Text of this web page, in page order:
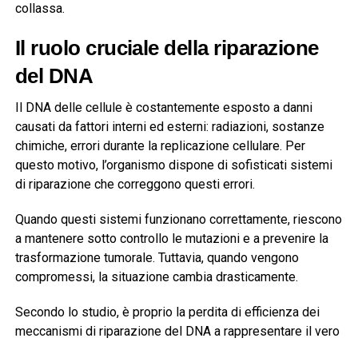
collassa.
Il ruolo cruciale della riparazione
del DNA
Il DNA delle cellule è costantemente esposto a danni
causati da fattori interni ed esterni: radiazioni, sostanze
chimiche, errori durante la replicazione cellulare. Per
questo motivo, l’organismo dispone di sofisticati sistemi
di riparazione che correggono questi errori.
Quando questi sistemi funzionano correttamente, riescono
a mantenere sotto controllo le mutazioni e a prevenire la
trasformazione tumorale. Tuttavia, quando vengono
compromessi, la situazione cambia drasticamente.
Secondo lo studio, è proprio la perdita di efficienza dei
meccanismi di riparazione del DNA a rappresentare il vero